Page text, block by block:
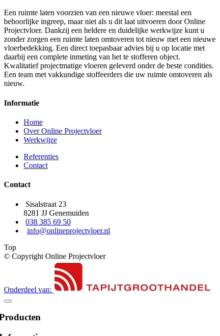
Een ruimte laten voorzien van een nieuwe vloer: meestal een
behoorlijke ingreep, maar niet als u dit laat uitvoeren door Online
Projectvloer. Dankzij een heldere en duidelijke werkwijze kunt u
zonder zorgen een ruimte laten omtoveren tot nieuw met een nieuwe
vloerbedekking. Een direct toepasbaar advies bij u op locatie met
daarbij een complete inmeting van het te stofferen object.
Kwalitatief projectmatige vloeren geleverd onder de beste condities.
Een team met vakkundige stoffeerders die uw ruimte omtoveren als
nieuw.
Informatie
Home
Over Online Projectvloer
Werkwijze
Referenties
Contact
Contact
Sisalstraat 23
8281 JJ Genemuiden
038 385 69 50
info@onlineprojectvloer.nl
Top
© Copyright Online Projectvloer
Onderdeel van: